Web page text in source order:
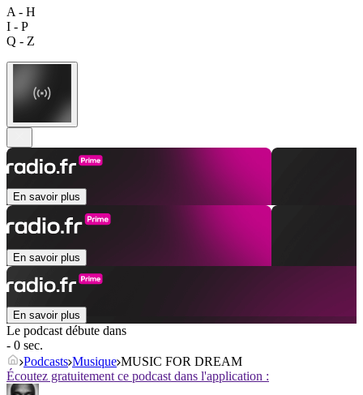
A - H
I - P
Q - Z
En savoir plus
En savoir plus
En savoir plus
Le podcast débute dans
- 0 sec.
Podcasts Musique MUSIC FOR DREAM
Écoutez gratuitement ce podcast dans l'application :